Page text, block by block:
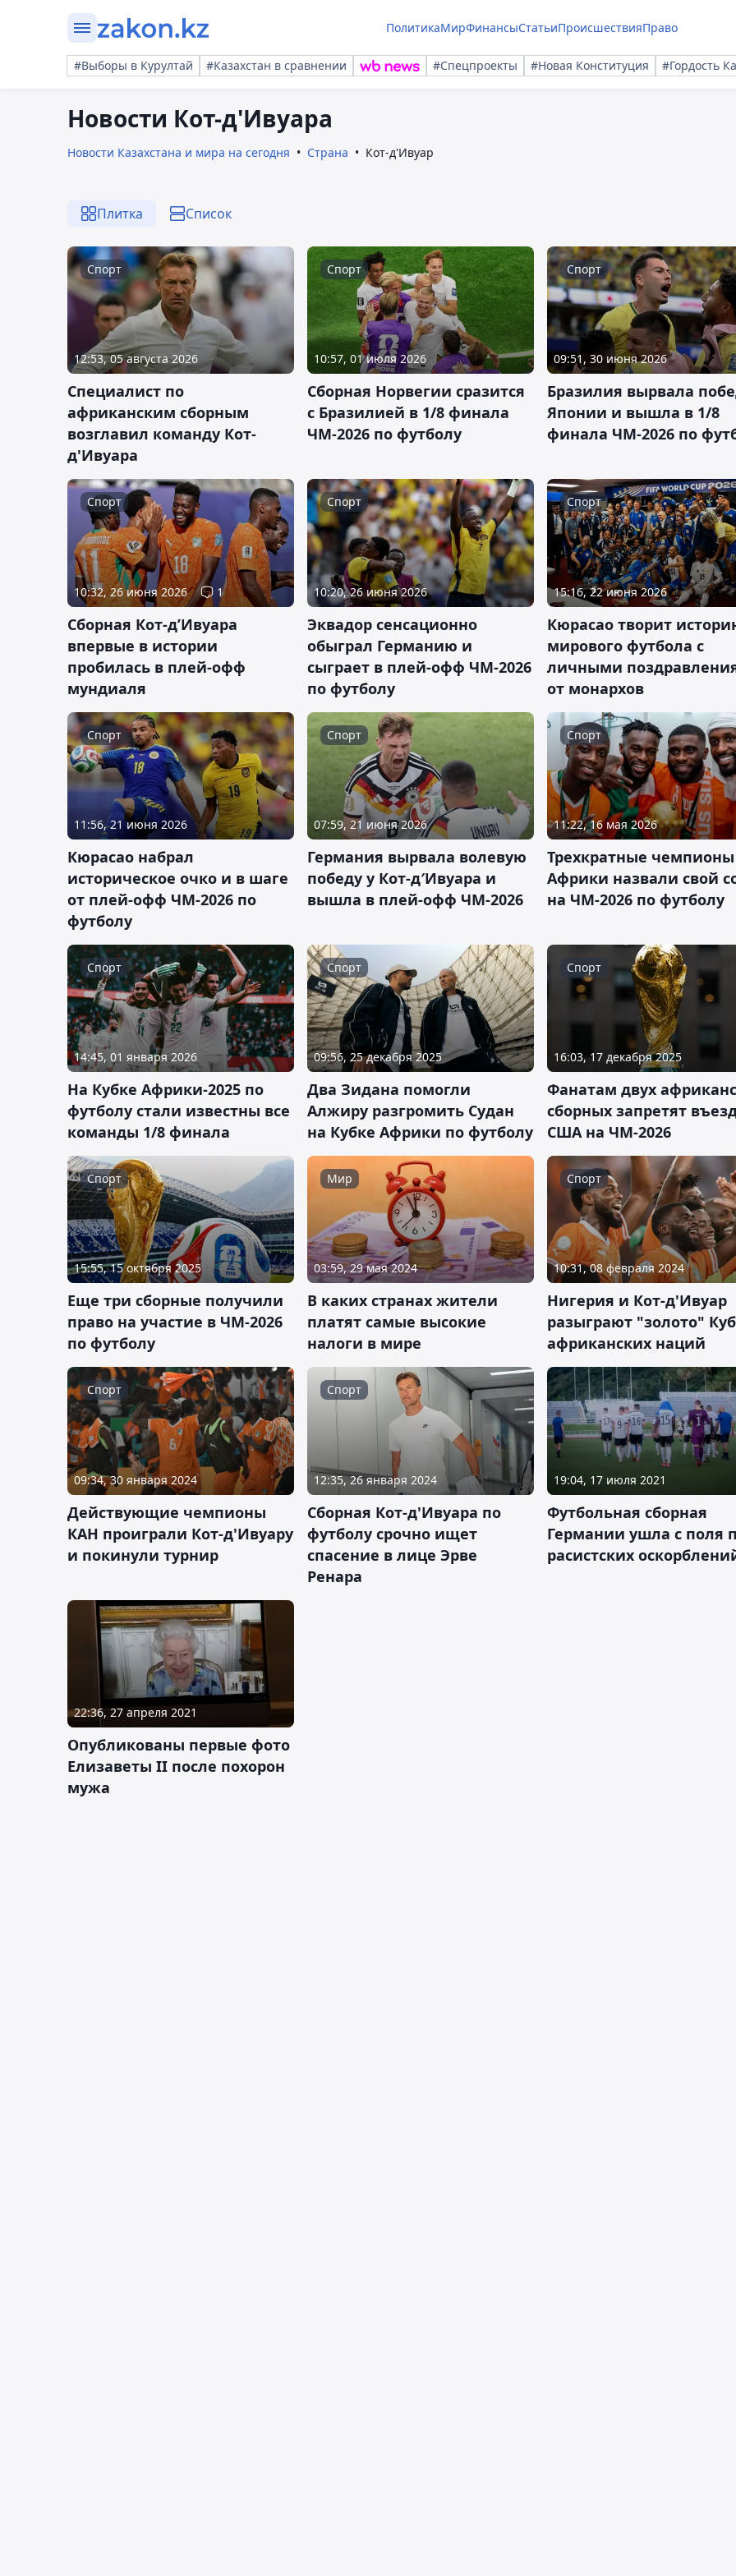
ПолитикаМирФинансыСтатьиПроисшествияПраво
#Выборы в Курултай #Казахстан в сравнении #Спецпроекты #Новая Конституция #Гордость
Новости Кот-д'Ивуара
Новости Казахстана и мира на сегодня Страна Кот-д'Ивуар
Плитка Список
Спорт
12:53, 05 августа 2026
Специалист по
африканским сборным
возглавил команду Кот-
д'Ивуара
Спорт
10:57, 01 июля 2026
Сборная Норвегии сразится
с Бразилией в 1/8 финала
ЧМ-2026 по футболу
Спорт
09:51, 30 июня 2026
Бразилия вырвала
Японии и вышла в 1/8
финала ЧМ-2026 по
Спорт
10:32, 26 июня 2026 1
Сборная Кот-д’Ивуара
впервые в истории
пробилась в плей-офф
мундиаля
Спорт
10:20, 26 июня 2026
Эквадор сенсационно
обыграл Германию и
сыграет в плей-офф ЧМ-2026
по футболу
Спорт
15:16, 22 июня 2026
Кюрасао творит
мирового футбола с
личными
от монархов
Спорт
11:56, 21 июня 2026
Кюрасао набрал
историческое очко и в шаге
от плей-офф ЧМ-2026 по
футболу
Спорт
07:59, 21 июня 2026
Германия вырвала волевую
победу у Кот-д′Ивуара и
вышла в плей-офф ЧМ-2026
Спорт
11:22, 16 мая 2026
Трехкратные чемпионы
Африки назвали свой
на ЧМ-2026 по футболу
Спорт
14:45, 01 января 2026
На Кубке Африки-2025 по
футболу стали известны все
команды 1/8 финала
Спорт
09:56, 25 декабря 2025
Два Зидана помогли
Алжиру разгромить Судан
на Кубке Африки по футболу
Спорт
16:03, 17 декабря 2025
Фанатам двух
сборных запретят
США на ЧМ-2026
Спорт
15:55, 15 октября 2025
Еще три сборные получили
право на участие в ЧМ-2026
по футболу
Мир
03:59, 29 мая 2024
В каких странах жители
платят самые высокие
налоги в мире
Спорт
10:31, 08 февраля 2024
Нигерия и Кот-д'Ивуар
разыграют "золото"
африканских наций
Спорт
09:34, 30 января 2024
Действующие чемпионы
КАН проиграли Кот-д'Ивуару
и покинули турнир
Спорт
12:35, 26 января 2024
Сборная Кот-д'Ивуара по
футболу срочно ищет
спасение в лице Эрве
Ренара
19:04, 17 июля 2021
Футбольная сборная
Германии ушла с поля
расистских
22:36, 27 апреля 2021
Опубликованы первые фото
Елизаветы II после похорон
мужа